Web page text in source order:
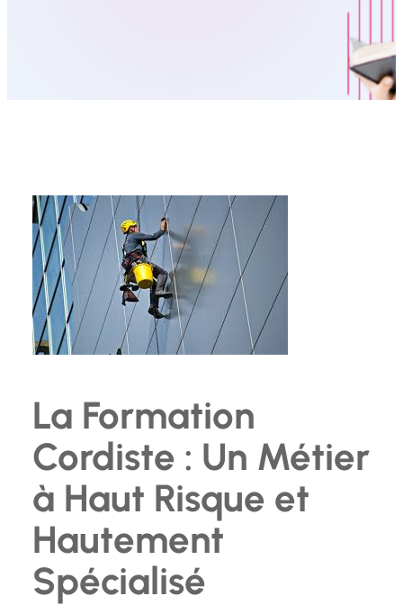
La Formation
Cordiste : Un Métier
à Haut Risque et
Hautement
Spécialisé